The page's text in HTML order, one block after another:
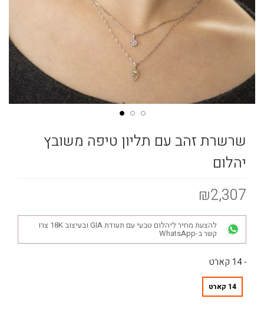
שרשרת זהב עם תליון טיפה משובץ
יהלום
₪2,307
להצעת מחיר ליהלום טבעי עם תעודת GIA ובעיצוב 18K צרו
קשר ב-WhatsApp
- 14 קארט
14 קארט